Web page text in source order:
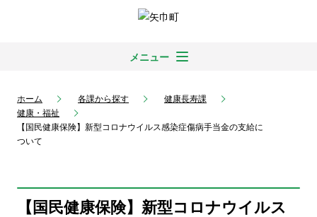
メニュー
ホーム 各課から探す
健康長寿課
健康・福祉
【国民健康保険】新型コロナウイルス感染症傷病手当金の支給に
ついて
【国民健康保険】新型コロナウイルス